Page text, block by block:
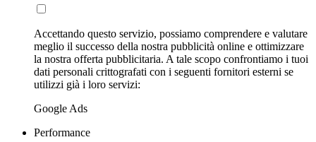
Accettando questo servizio, possiamo comprendere e valutare
meglio il successo della nostra pubblicità online e ottimizzare
la nostra offerta pubblicitaria. A tale scopo confrontiamo i tuoi
dati personali crittografati con i seguenti fornitori esterni se
utilizzi già i loro servizi:
Google Ads
Performance